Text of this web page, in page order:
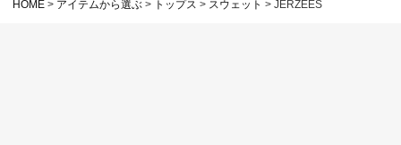
HOME アイテムから選ぶ トップス スウェット JERZEES